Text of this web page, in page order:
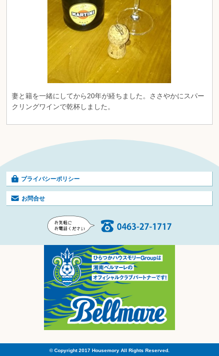
妻と籍を一緒にしてから20年が経ちました。ささやかにスパー
クリングワインで乾杯しました。
プライバシーポリシー
お問合せ
© Copyright 2017 Housemory All Rights Reserved.